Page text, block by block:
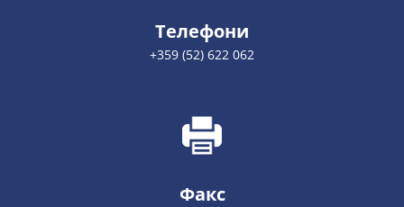
Телефони
+359 (52) 622 062
Факс